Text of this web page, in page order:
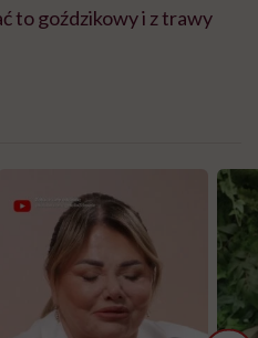
to goździkowy i z trawy